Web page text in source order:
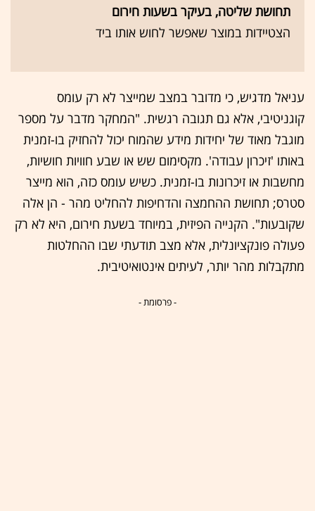
תחושת שליטה, בעיקר בשעות חירום
הצטיידות במוצר שאפשר לחוש אותו ביד
עניאל מדגיש, כי מדובר במצב שמייצר לא רק עומס
קוגניטיבי, אלא גם תגובה רגשית. "המחקר מדבר על מספר
מוגבל מאוד של יחידות מידע שהמוח יכול להחזיק בו-זמנית
באותו 'זיכרון עבודה'. מקסימום שש או שבע חוויות חושיות,
מחשבות או זיכרונות בו-זמנית. כשיש עומס כזה, הוא מייצר
סטרס; תחושת ההחמצה והדחיפות להחליט מהר - הן אלה
שקובעות". הקנייה הפיזית, במיוחד בשעת חירום, היא לא רק
פעולה פונקציונלית, אלא מצב תודעתי שבו ההחלטות
מתקבלות מהר יותר, לעיתים אינטואיטיבית.
- פרסומת -